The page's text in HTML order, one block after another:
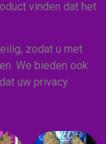
vinden dat het
zodat u met
We bieden ook
uw privacy